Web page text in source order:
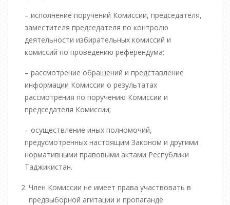
– исполнение поручений Комиссии, председателя,
заместителя председателя по контролю
деятельности избирательных комиссий и
комиссий по проведению референдума;
– рассмотрение обращений и представление
информации Комиссии о результатах
рассмотрения по поручению Комиссии и
председателя Комиссии;
– осуществление иных полномочий,
предусмотренных настоящим Законом и другими
нормативными правовыми актами Республики
Таджикистан.
Член Комиссии не имеет права участвовать в
предвыборной агитации и пропаганде